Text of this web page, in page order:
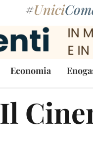
#Unici
Economia
Il